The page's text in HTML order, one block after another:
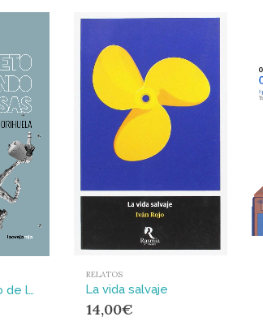
El secreto fondo de las cosas
RELATOS
La vida salvaje
14,00€